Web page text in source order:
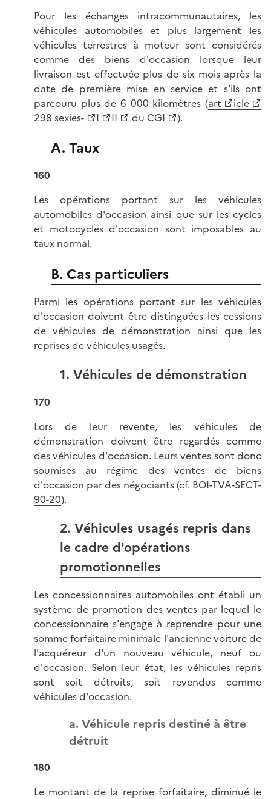
Pour les échanges intracommunautaires, les
véhicules automobiles et plus largement les
véhicules terrestres à moteur sont considérés
comme des biens d'occasion lorsque leur
livraison est effectuée plus de six mois après la
date de première mise en service et s'ils ont
parcouru plus de 6 000 kilomètres (art
icle
298 sexies-
I II du CGI ).
A. Taux
160
Les opérations portant sur les véhicules
automobiles d'occasion ainsi que sur les cycles
et motocycles d'occasion sont imposables au
taux normal.
B. Cas particuliers
Parmi les opérations portant sur les véhicules
d'occasion doivent être distinguées les cessions
de véhicules de démonstration ainsi que les
reprises de véhicules usagés.
1. Véhicules de démonstration
170
Lors de leur revente, les véhicules de
démonstration doivent être regardés comme
des véhicules d'occasion. Leurs ventes sont donc
soumises au régime des ventes de biens
d'occasion par des négociants (cf. BOI-TVA-SECT-
90-20).
2. Véhicules usagés repris dans
le cadre d'opérations
promotionnelles
Les concessionnaires automobiles ont établi un
système de promotion des ventes par lequel le
concessionnaire s'engage à reprendre pour une
somme forfaitaire minimale l'ancienne voiture de
l'acquéreur d'un nouveau véhicule, neuf ou
d'occasion. Selon leur état, les véhicules repris
sont soit détruits, soit revendus comme
véhicules d'occasion.
a. Véhicule repris destiné à être
détruit
180
Le montant de la reprise forfaitaire, diminué le